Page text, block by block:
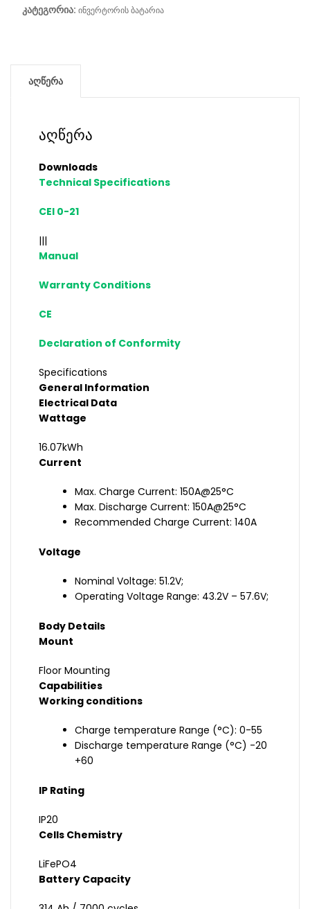
კატეგორია: ინვერტორის ბატარია
აღწერა
აღწერა
Downloads
Technical Specifications
CEI 0-21
|||
Manual
Warranty Conditions
CE
Declaration of Conformity
Specifications
General Information
Electrical Data
Wattage
16.07kWh
Current
Max. Charge Current: 150A@25°C
Max. Discharge Current: 150A@25°C
Recommended Charge Current: 140A
Voltage
Nominal Voltage: 51.2V;
Operating Voltage Range: 43.2V – 57.6V;
Body Details
Mount
Floor Mounting
Capabilities
Working conditions
Charge temperature Range (°C): 0-55
Discharge temperature Range (°C) -20
+60
IP Rating
IP20
Cells Chemistry
LiFePO4
Battery Capacity